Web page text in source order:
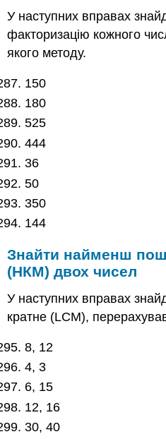
У наступних вправах
факторизацію кожного
якого методу.
150
180
525
444
36
50
350
144
Знайти найменш
(НКМ) двох чисел
У наступних вправах
кратне (LCM),
8, 12
4, 3
6, 15
12, 16
30, 40